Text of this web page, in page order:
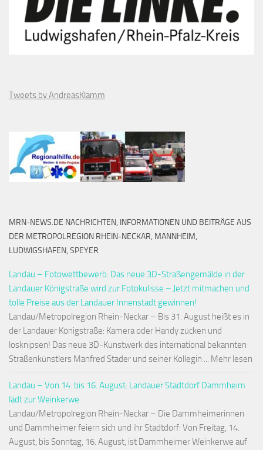
Tweets by AndreasKlamm
MRN-NEWS.DE NACHRICHTEN, INFORMATIONEN UND BEITRÄGE AUS
DER METROPOLREGION RHEIN-NECKAR, MANNHEIM,
LUDWIGSHAFEN, SPEYER
Landau – Fotowettbewerb: Das neue 3D-Straßengemälde in der
Landauer Königstraße wird zur Fotokulisse – Jetzt mitmachen und
tolle Preise aus der Landauer Innenstadt gewinnen!
Landau/Metropolregion Rhein-Neckar – Bis 31. August heißt es in
der Landauer Königstraße: Kamera oder Handy zücken und
losknipsen! Das neue 3D-Kunstwerk des international bekannten
Straßenkünstlers Manfred Stader und seiner Kollegin ... Mehr lesen
Landau – Von 14. bis 16. August: Landauer Stadtdorf Dammheim
lädt zur Weinkerwe
Landau/Metropolregion Rhein-Neckar – Die Dammheimerinnen
und Dammheimer feiern sich und ihr Stadtdorf: Von Freitag, 14.
August, bis Sonntag, 16. August, ist Dammheimer Weinkerwe auf